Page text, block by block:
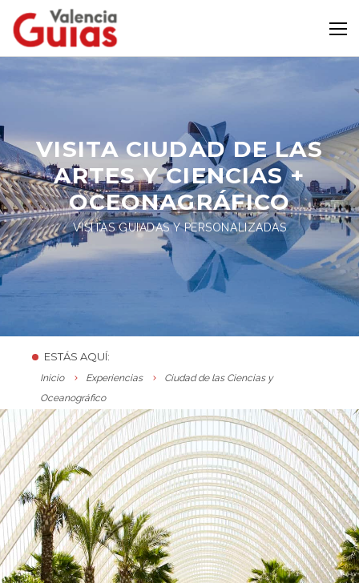
VISITA CIUDAD DE LAS
ARTES Y CIENCIAS +
OCEONAGRÁFICO
VISITAS GUIADAS Y PERSONALIZADAS
ESTÁS AQUÍ:
Inicio Experiencias
Ciudad de las Ciencias y
Oceanográfico